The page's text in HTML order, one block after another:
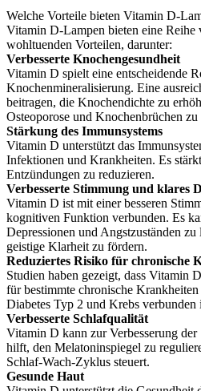
Welche Vorteile bieten Vitamin D-
Vitamin D-Lampen bieten eine Reihe
wohltuenden Vorteilen, darunter:
Verbesserte Knochengesundheit
Vitamin D spielt eine entscheidende
Knochenmineralisierung. Eine
beitragen, die Knochendichte zu
Osteoporose und Knochenbrüchen
Stärkung des Immunsystems
Vitamin D unterstützt das
Infektionen und Krankheiten. Es
Entzündungen zu reduzieren.
Verbesserte Stimmung und klares
Vitamin D ist mit einer besseren
kognitiven Funktion verbunden. Es
Depressionen und Angstzuständen
geistige Klarheit zu fördern.
Reduziertes Risiko für chronische
Studien haben gezeigt, dass Vitamin
für bestimmte chronische
Diabetes Typ 2 und Krebs verbunden
Verbesserte Schlafqualität
Vitamin D kann zur Verbesserung
hilft, den Melatoninspiegel zu
Schlaf-Wach-Zyklus steuert.
Gesunde Haut